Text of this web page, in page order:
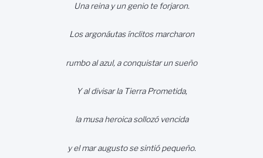
Una reina y un genio te forjaron.
Los argonáutas ínclitos marcharon
rumbo al azul, a conquistar un sueño
Y al divisar la Tierra Prometida,
la musa heroica sollozó vencida
y el mar augusto se sintió pequeño.